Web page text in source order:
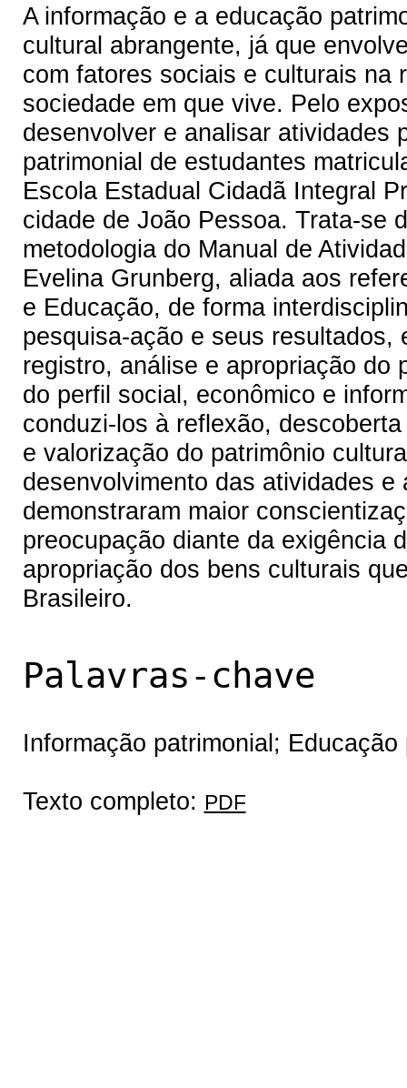
A informação e a educação
cultural abrangente, já que
com fatores sociais e culturais na
sociedade em que vive. Pelo
desenvolver e analisar atividades
patrimonial de estudantes
Escola Estadual Cidadã Integral
cidade de João Pessoa. Trata-se
metodologia do Manual de
Evelina Grunberg, aliada aos
e Educação, de forma
pesquisa-ação e seus
registro, análise e apropriação do
do perfil social, econômico e
conduzi-los à reflexão,
e valorização do patrimônio
desenvolvimento das atividades
demonstraram maior
preocupação diante da exigência
apropriação dos bens culturais
Brasileiro.
Palavras-chave
Informação patrimonial;
Texto completo: PDF